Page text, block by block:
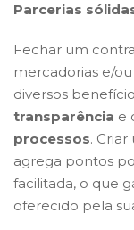
Parcerias
Fechar um
mercadorias e/
diversos
transparência e
processos.
agrega pontos
facilitada, o que
oferecido pela